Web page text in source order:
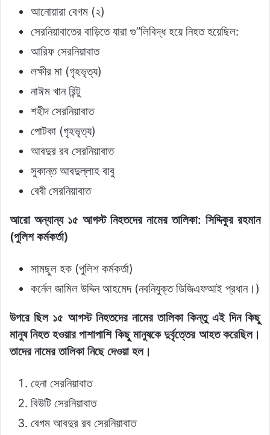
আনোয়ারা বেগম (২)
সেরনিয়াবাতের বাড়িতে যারা গু”লিবিদ্ধ হয়ে নিহত হয়েছিল:
আরিফ সেরনিয়াবাত
লক্ষীর মা (গৃহভৃত্য)
নাঈম খান রিন্টু
শহীদ সেরনিয়াবাত
পোটকা (গৃহভৃত্য)
আবদুর রব সেরনিয়াবাত
সুকান্ত আবদুল্লাহ বাবু
বেবী সেরনিয়াবাত
আরো অন্যান্য ১৫ আগস্ট নিহতদের নামের তালিকা: সিদ্দিকুর রহমান
(পুলিশ কর্মকর্তা)
সামছুল হক (পুলিশ কর্মকর্তা)
কর্নেল জামিল উদ্দিন আহমেদ (নবনিযুক্ত ডিজিএফআই প্রধান।)
উপরে ছিল ১৫ আগস্ট নিহতদের নামের তালিকা কিন্তু এই দিন কিছু
মানুষ নিহত হওয়ার পাশাপাশি কিছু মানুষকে দুর্বৃত্তের আহত করেছিল।
তাদের নামের তালিকা নিছে দেওয়া হল।
হেনা সেরনিয়াবাত
বিউটি সেরনিয়াবাত
বেগম আবদুর রব সেরনিয়াবাত